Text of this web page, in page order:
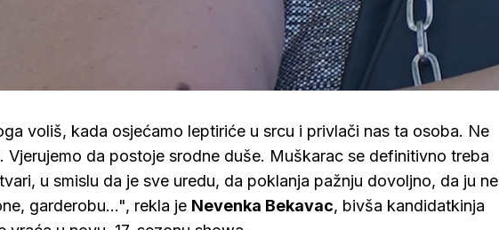
voliš, kada osjećamo leptiriće u srcu i privlači nas ta osoba. Ne
Vjerujemo da postoje srodne duše. Muškarac se definitivno treba
u smislu da je sve uredu, da poklanja pažnju dovoljno, da ju ne
garderobu...", rekla je Nevenka Bekavac, bivša kandidatkinja